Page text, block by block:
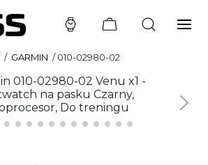
/ GARMIN /010-02980-02